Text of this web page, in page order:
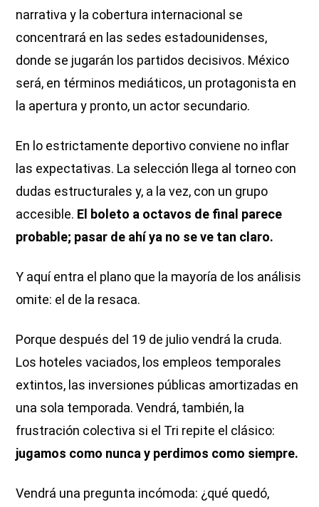
narrativa y la cobertura internacional se
concentrará en las sedes estadounidenses,
donde se jugarán los partidos decisivos. México
será, en términos mediáticos, un protagonista en
la apertura y pronto, un actor secundario.
En lo estrictamente deportivo conviene no inflar
las expectativas. La selección llega al torneo con
dudas estructurales y, a la vez, con un grupo
accesible. El boleto a octavos de final parece
probable; pasar de ahí ya no se ve tan claro.
Y aquí entra el plano que la mayoría de los análisis
omite: el de la resaca.
Porque después del 19 de julio vendrá la cruda.
Los hoteles vaciados, los empleos temporales
extintos, las inversiones públicas amortizadas en
una sola temporada. Vendrá, también, la
frustración colectiva si el Tri repite el clásico:
jugamos como nunca y perdimos como siempre.
Vendrá una pregunta incómoda: ¿qué quedó,